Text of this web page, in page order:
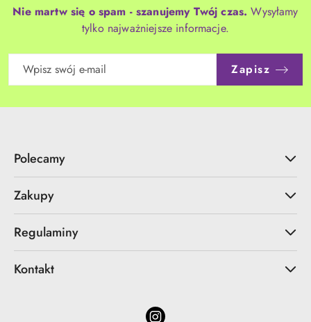
Nie martw się o spam - szanujemy Twój czas. Wysyłamy
tylko najważniejsze informacje.
Zapisz
Polecamy
Zakupy
Regulaminy
Kontakt